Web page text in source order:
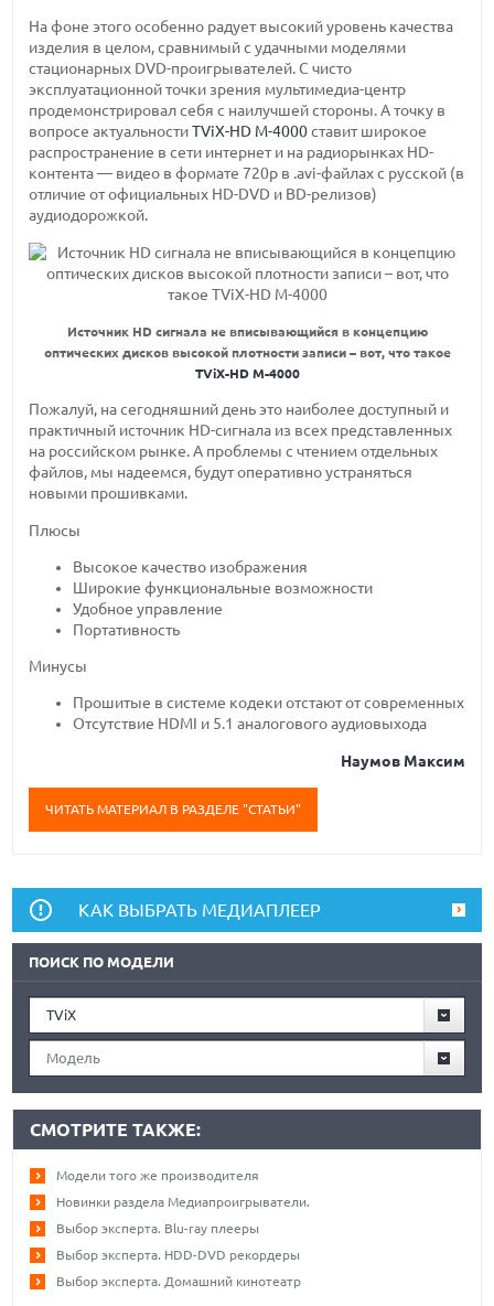
На фоне этого особенно радует высокий уровень качества
изделия в целом, сравнимый с удачными моделями
стационарных DVD-проигрывателей. С чисто
эксплуатационной точки зрения мультимедиа-центр
продемонстрировал себя с наилучшей стороны. А точку в
вопросе актуальностиTViX-HD M-4000ставит широкое
распространение в сети интернет и на радиорынках HD-
контента — видео в формате 720р в .avi-файлах с русской (в
отличие от официальных HD-DVD и BD-релизов)
аудиодорожкой.
Источник HD сигнала не вписывающийся в концепцию
оптических дисков высокой плотности записи – вот, что такое
TViX-HD M-4000
Пожалуй, на сегодняшний день это наиболее доступный и
практичный источник HD-сигнала из всех представленных
на российском рынке. А проблемы с чтением отдельных
файлов, мы надеемся, будут оперативно устраняться
новыми прошивками.
Плюсы
Высокое качество изображения
Широкие функциональные возможности
Удобное управление
Портативность
Минусы
Прошитые в системе кодеки отстают от современных
Отсутствие HDMI и 5.1 аналогового аудиовыхода
Наумов Максим
ЧИТАТЬ МАТЕРИАЛ В РАЗДЕЛЕ "СТАТЬИ"
КАК ВЫБРАТЬ МЕДИАПЛЕЕР
ПОИСК ПО МОДЕЛИ
TViX
Модель
СМОТРИТЕ ТАКЖЕ:
Модели того же производителя
Новинки раздела Медиапроигрыватели.
Выбор эксперта. Blu-ray плееры
Выбор эксперта. HDD-DVD рекордеры
Выбор эксперта. Домашний кинотеатр